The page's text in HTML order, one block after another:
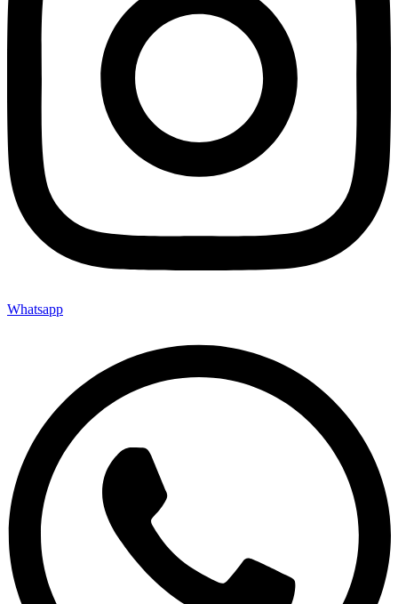
Whatsapp